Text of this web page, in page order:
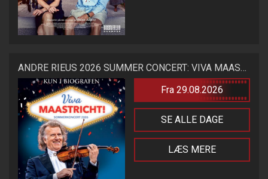
ANDRE RIEUS 2026 SUMMER CONCERT: VIVA MAASTRICHT!
Fra 29.08.2026
SE ALLE DAGE
LÆS MERE